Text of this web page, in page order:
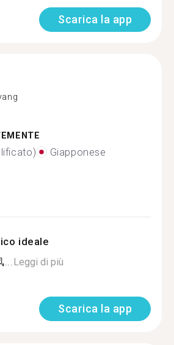
Scarica la app
Giapponese
ideale
...Leggi di più
Scarica la app